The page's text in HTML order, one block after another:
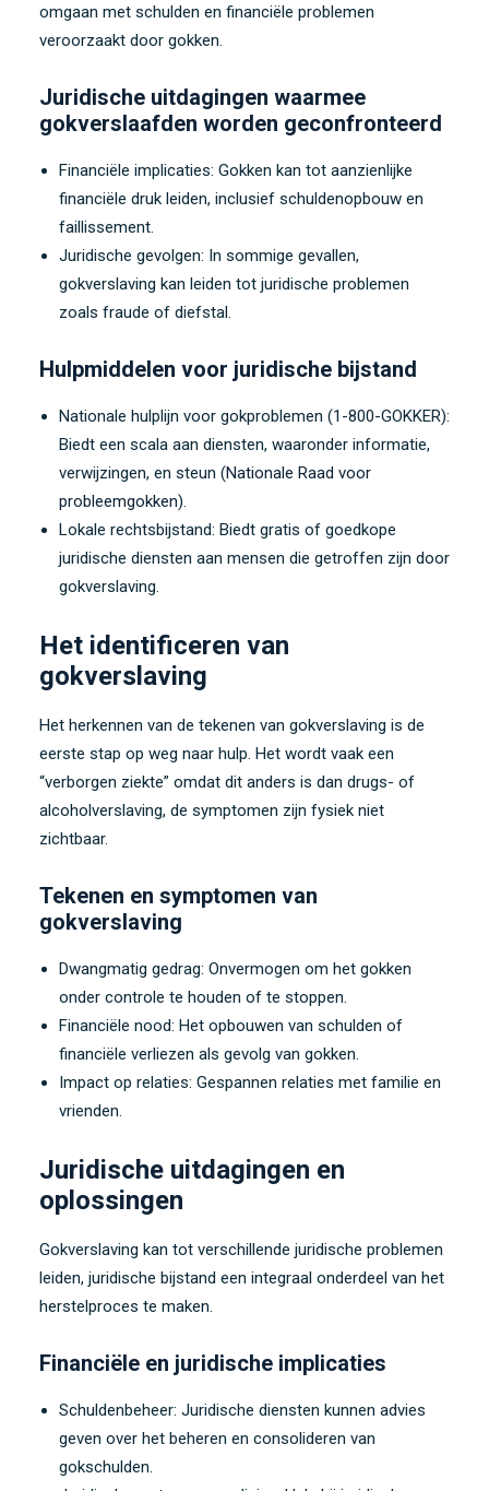
omgaan met schulden en financiële problemen
veroorzaakt door gokken.
Juridische uitdagingen waarmee
gokverslaafden worden geconfronteerd
Financiële implicaties: Gokken kan tot aanzienlijke
financiële druk leiden, inclusief schuldenopbouw en
faillissement.
Juridische gevolgen: In sommige gevallen,
gokverslaving kan leiden tot juridische problemen
zoals fraude of diefstal.
Hulpmiddelen voor juridische bijstand
Nationale hulplijn voor gokproblemen (1-800-GOKKER):
Biedt een scala aan diensten, waaronder informatie,
verwijzingen, en steun (Nationale Raad voor
probleemgokken).
Lokale rechtsbijstand: Biedt gratis of goedkope
juridische diensten aan mensen die getroffen zijn door
gokverslaving.
Het identificeren van
gokverslaving
Het herkennen van de tekenen van gokverslaving is de
eerste stap op weg naar hulp. Het wordt vaak een
“verborgen ziekte” omdat dit anders is dan drugs- of
alcoholverslaving, de symptomen zijn fysiek niet
zichtbaar.
Tekenen en symptomen van
gokverslaving
Dwangmatig gedrag: Onvermogen om het gokken
onder controle te houden of te stoppen.
Financiële nood: Het opbouwen van schulden of
financiële verliezen als gevolg van gokken.
Impact op relaties: Gespannen relaties met familie en
vrienden.
Juridische uitdagingen en
oplossingen
Gokverslaving kan tot verschillende juridische problemen
leiden, juridische bijstand een integraal onderdeel van het
herstelproces te maken.
Financiële en juridische implicaties
Schuldenbeheer: Juridische diensten kunnen advies
geven over het beheren en consolideren van
gokschulden.